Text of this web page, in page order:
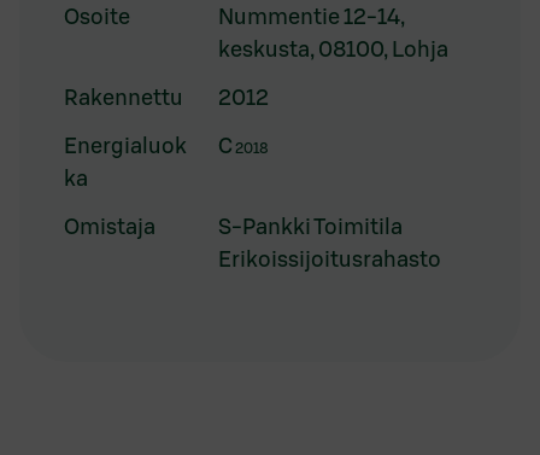
Osoite
Nummentie 12-14,
keskusta, 08100, Lohja
Rakennettu
2012
Energialuok
ka
C 2018
Omistaja
S-Pankki Toimitila
Erikoissijoitusrahasto